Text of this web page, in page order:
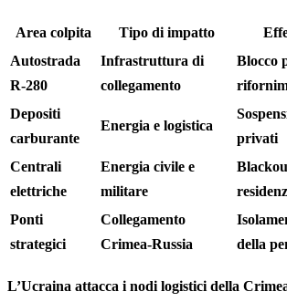
Area colpita Tipo di impatto
Autostrada
R-280
Infrastruttura di
collegamento
Blocco
Depositi
carburante
Energia e logistica
privati
Centrali
elettriche
Energia civile e
militare
Ponti
strategici
Collegamento
Crimea-Russia
della
L’Ucraina attacca i nodi logistici della